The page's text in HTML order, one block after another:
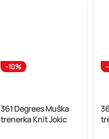
-10%
361 Degrees Muška
trenerka Knit Jokic